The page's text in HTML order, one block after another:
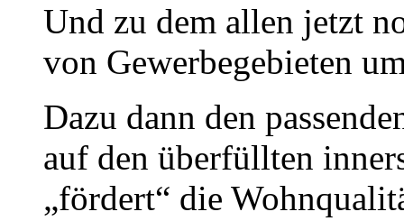
Und zu dem allen jetzt
von Gewerbegebieten
Dazu dann den
auf den überfüllten
„fördert“ die